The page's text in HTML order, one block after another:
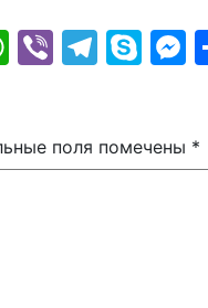
WhatsApp
Viber
поля помечены *